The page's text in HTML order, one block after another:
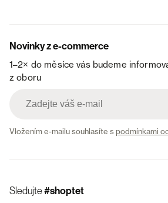
Novinky z e-commerce
1–2× do měsíce vás budeme
z oboru
Vložením e-mailu souhlasíte spodmínkami
Sledujte#shoptet